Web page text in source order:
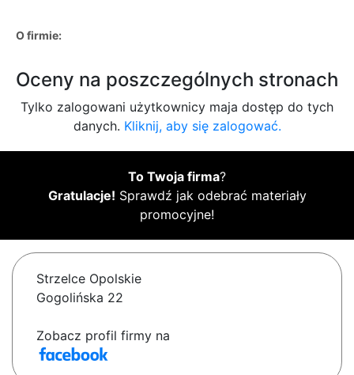
O firmie:
Oceny na poszczególnych stronach
Tylko zalogowani użytkownicy maja dostęp do tych
danych. Kliknij, aby się zalogować.
To Twoja firma?
Gratulacje! Sprawdź jak odebrać materiały
promocyjne!
Strzelce Opolskie
Gogolińska 22
Zobacz profil firmy na